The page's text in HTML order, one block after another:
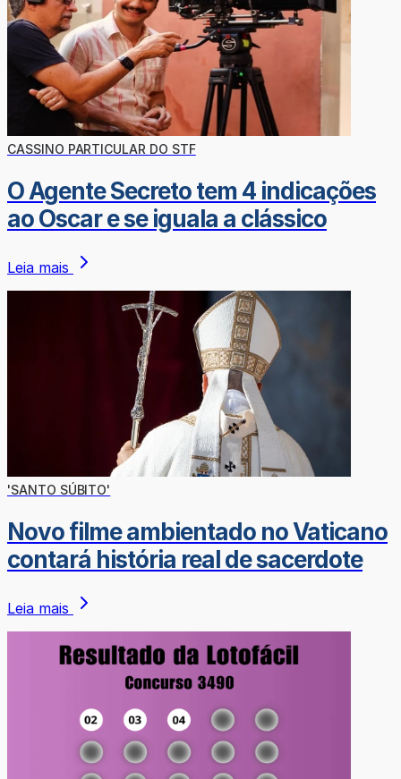
CASSINO PARTICULAR DO STF
O Agente Secreto tem 4 indicações
ao Oscar e se iguala a clássico
Leia mais
'SANTO SÚBITO'
Novo filme ambientado no Vaticano
contará história real de sacerdote
Leia mais